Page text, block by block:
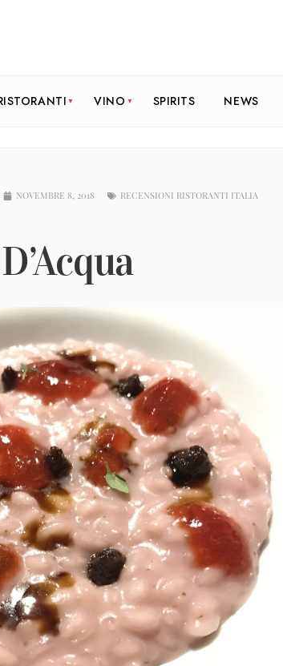
VINO SPIRITS NEWS
NOVEMBRE 8, 2018 RECENSIONI RISTORANTI ITALIA